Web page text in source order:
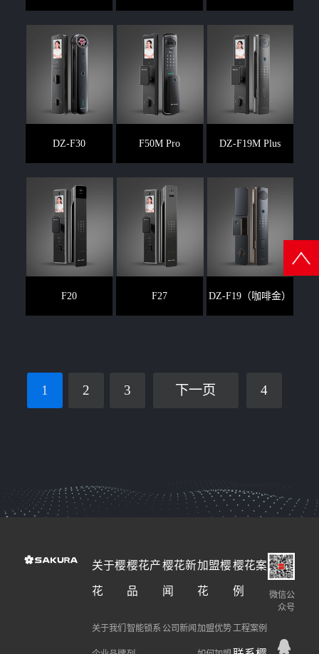
DZ-F30 F50M Pro DZ-F19M Plus
F20 F27 DZ-F19（咖啡金）
1 2 3 下一页 4
关于樱
花
关于我们
樱花产
品
智能锁系
樱花新
闻
公司新闻
加盟樱
花
加盟优势
樱花案
例
工程案例
微信公
众号